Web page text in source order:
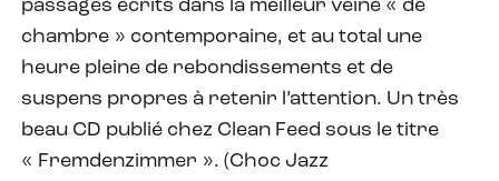
passages écrits dans la meilleur veine « de
chambre » contemporaine, et au total une
heure pleine de rebondissements et de
suspens propres à retenir l’attention. Un très
beau CD publié chez Clean Feed sous le titre
« Fremdenzimmer ». (Choc Jazz